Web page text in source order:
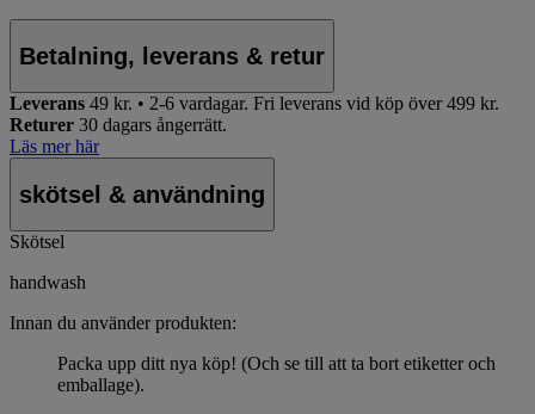
Betalning, leverans & retur
Leverans 49 kr. • 2-6 vardagar. Fri leverans vid köp över 499 kr.
Returer 30 dagars ångerrätt.
Läs mer här
skötsel & användning
Skötsel
handwash
Innan du använder produkten:
Packa upp ditt nya köp! (Och se till att ta bort etiketter och
emballage).